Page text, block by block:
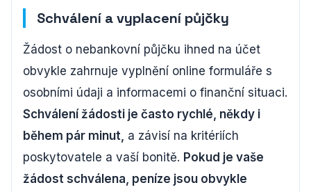
Schválení a vyplacení půjčky
Žádost o nebankovní půjčku ihned na účet
obvykle zahrnuje vyplnění online formuláře s
osobními údaji a informacemi o finanční situaci.
Schválení žádosti je často rychlé, někdy i
během pár minut, a závisí na kritériích
poskytovatele a vaší bonitě. Pokud je vaše
žádost schválena, peníze jsou obvykle